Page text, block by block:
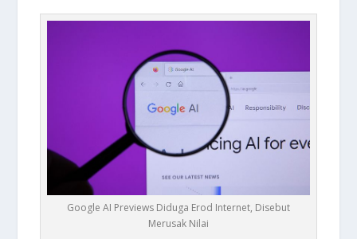
Google AI Previews Diduga Erod Internet, Disebut
Merusak Nilai